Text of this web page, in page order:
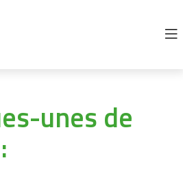
unes de